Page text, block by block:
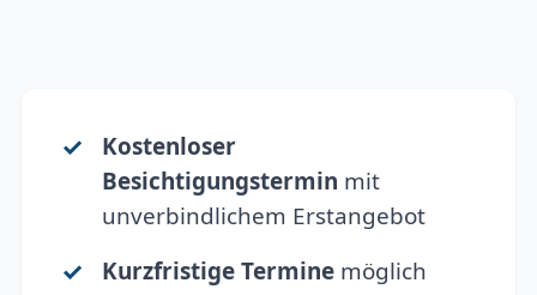
Kostenloser
Besichtigungstermin mit
unverbindlichem Erstangebot
Kurzfristige Terminemöglich